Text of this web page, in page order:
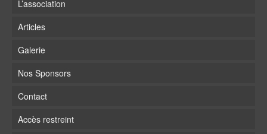
L’association
Articles
Galerie
Nos Sponsors
Contact
Accès restreint